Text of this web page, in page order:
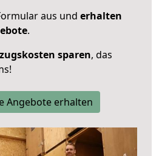
aus und erhalten
.
sparen, das
Angebote erhalten